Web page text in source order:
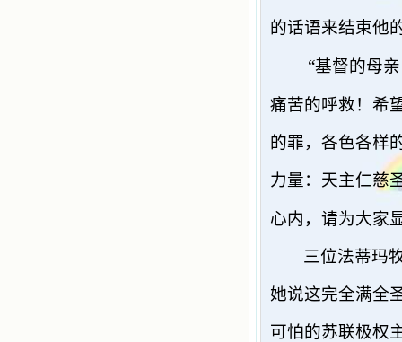
的话语来结束他
“基督的母
痛苦的呼救！希
的罪，各色各样
力量：天主仁慈
心内，请为大家
三位法蒂玛
她说这完全满全
可怕的苏联极权